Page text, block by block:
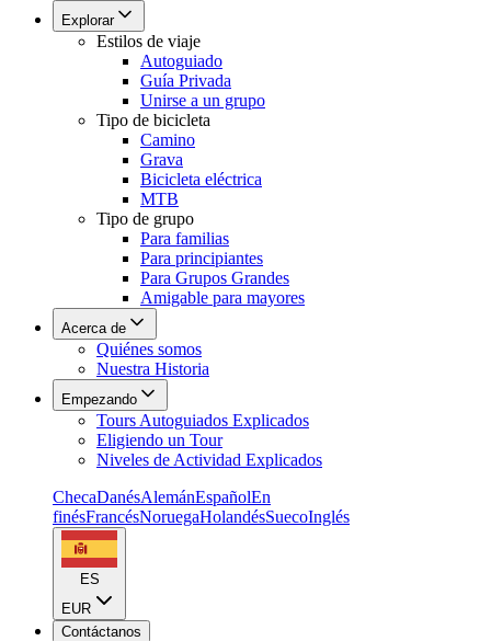
Explorar
Estilos de viaje
Autoguiado
Guía Privada
Unirse a un grupo
Tipo de bicicleta
Camino
Grava
Bicicleta eléctrica
MTB
Tipo de grupo
Para familias
Para principiantes
Para Grupos Grandes
Amigable para mayores
Acerca de
Quiénes somos
Nuestra Historia
Empezando
Tours Autoguiados Explicados
Eligiendo un Tour
Niveles de Actividad Explicados
ChecaDanésAlemánEspañolEn
finésFrancésNoruegaHolandésSuecoInglés
ES
EUR
Contáctanos